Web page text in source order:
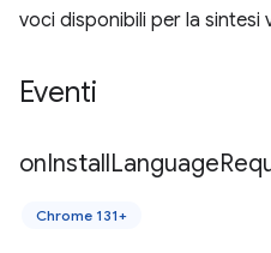
voci disponibili per la sintesi
Eventi
onInstallLanguage
Chrome 131+